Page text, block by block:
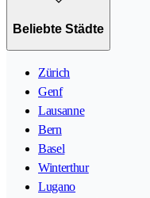
Beliebte Städte
Zürich
Genf
Lausanne
Bern
Basel
Winterthur
Lugano